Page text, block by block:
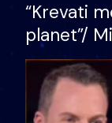
“Krevati
planet”/
bukura në
mungojë